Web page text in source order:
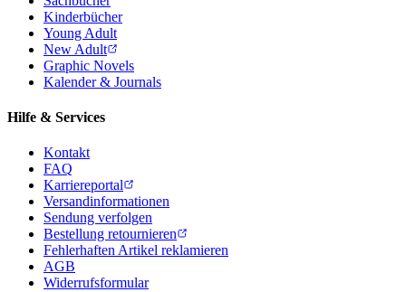
Kinderbücher
Young Adult
New Adult
Graphic Novels
Kalender & Journals
Hilfe & Services
Kontakt
FAQ
Karriereportal
Versandinformationen
Sendung verfolgen
Bestellung retournieren
Fehlerhaften Artikel reklamieren
AGB
Widerrufsformular